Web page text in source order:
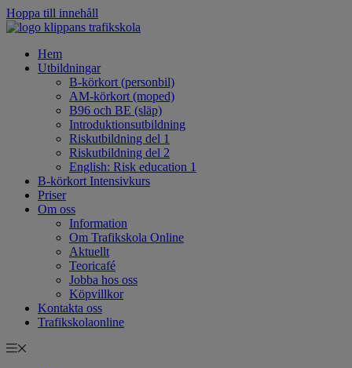
Hoppa till innehåll
Hem
Utbildningar
B-körkort (personbil)
AM-körkort (moped)
B96 och BE (släp)
Introduktionsutbildning
Riskutbildning del 1
Riskutbildning del 2
English: Risk education 1
B-körkort Intensivkurs
Priser
Om oss
Information
Om Trafikskola Online
Aktuellt
Teoricafé
Jobba hos oss
Köpvillkor
Kontakta oss
Trafikskolaonline